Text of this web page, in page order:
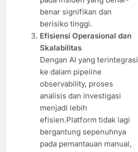
benar signifikan dan
berisiko tinggi.
Efisiensi Operasional dan
Skalabilitas
Dengan AI yang terintegrasi
ke dalam pipeline
observability, proses
analisis dan investigasi
menjadi lebih
efisien.Platform tidak lagi
bergantung sepenuhnya
pada pemantauan manual,